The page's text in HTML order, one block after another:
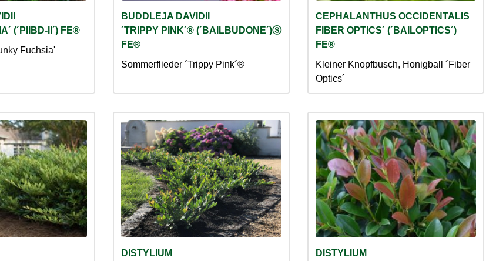
(´PIIBD-II´) FE®
Fuchsia'
BUDDLEJA DAVIDII
´TRIPPY PINK´® (´BAILBUDONE´)Ⓢ
FE®
Sommerflieder ´Trippy Pink´®
CEPHALANTHUS OCCIDENTALIS
FIBER OPTICS´ (´BAILOPTICS´)
FE®
Kleiner Knopfbusch, Honigball ´Fiber
Optics´
DISTYLIUM
DISTYLIUM